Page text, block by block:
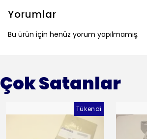
Yorumlar
Bu ürün için henüz yorum yapılmamış.
Çok Satanlar
Tükendi